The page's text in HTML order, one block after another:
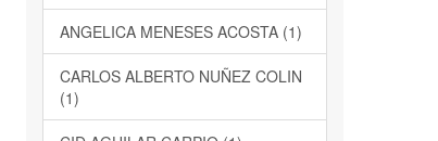
ANGELICA MENESES ACOSTA (1)
CARLOS ALBERTO NUÑEZ COLIN
(1)